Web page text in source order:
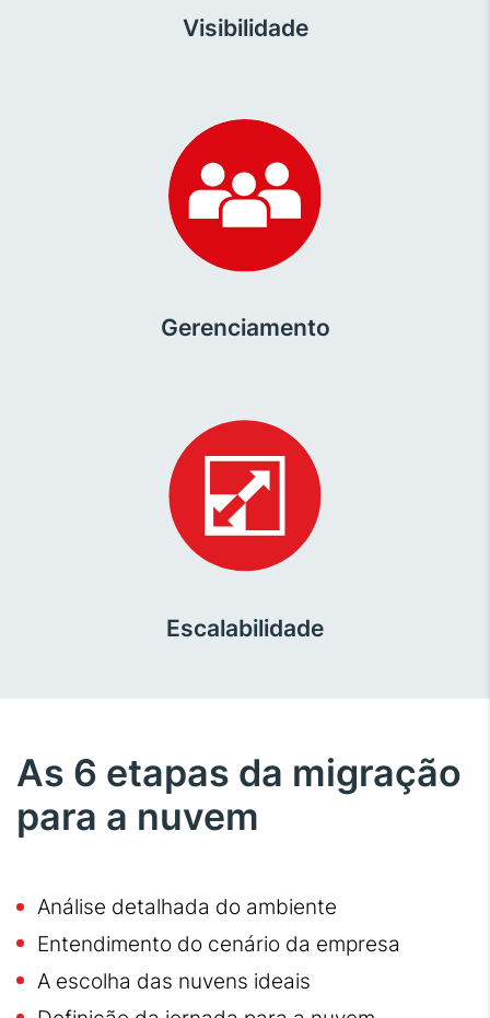
Visibilidade
Gerenciamento
Escalabilidade
As 6 etapas da migração
para a nuvem
Análise detalhada do ambiente
Entendimento do cenário da empresa
A escolha das nuvens ideais